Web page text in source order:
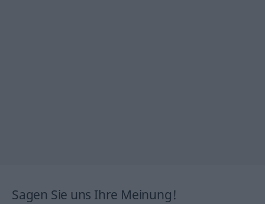
Sagen Sie uns Ihre Meinung!